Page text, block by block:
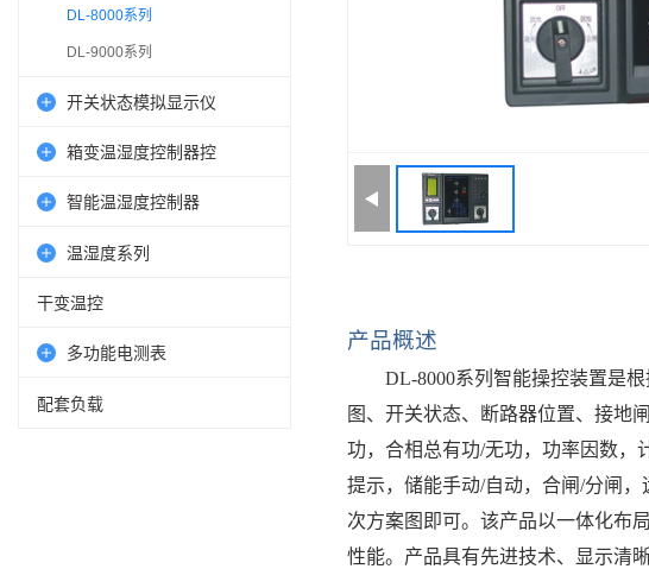
DL-8000系列
DL-9000系列
开关状态模拟显示仪
箱变温湿度控制器控
智能温湿度控制器
温湿度系列
干变温控
多功能电测表
配套负载
产品概述
DL-8000系列智能操控装置是
图、开关状态、断路器位置、接地
功，合相总有功/无功，功率因数，
提示，储能手动/自动，合闸/分闸，
次方案图即可。该产品以一体化布
性能。产品具有先进技术、显示清